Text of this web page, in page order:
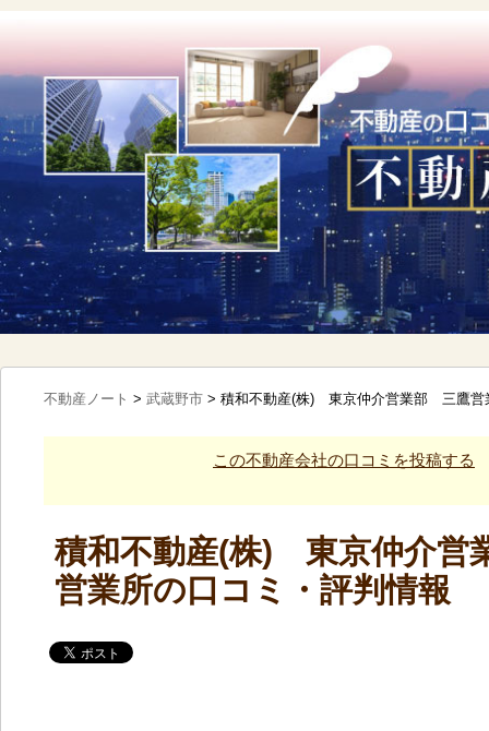
不動産ノート > 武蔵野市 > 積和不動産(株) 東京仲介営業部 三鷹営
この不動産会社の口コミを投稿する
積和不動産(株) 東京仲介
営業所の口コミ・評判情報